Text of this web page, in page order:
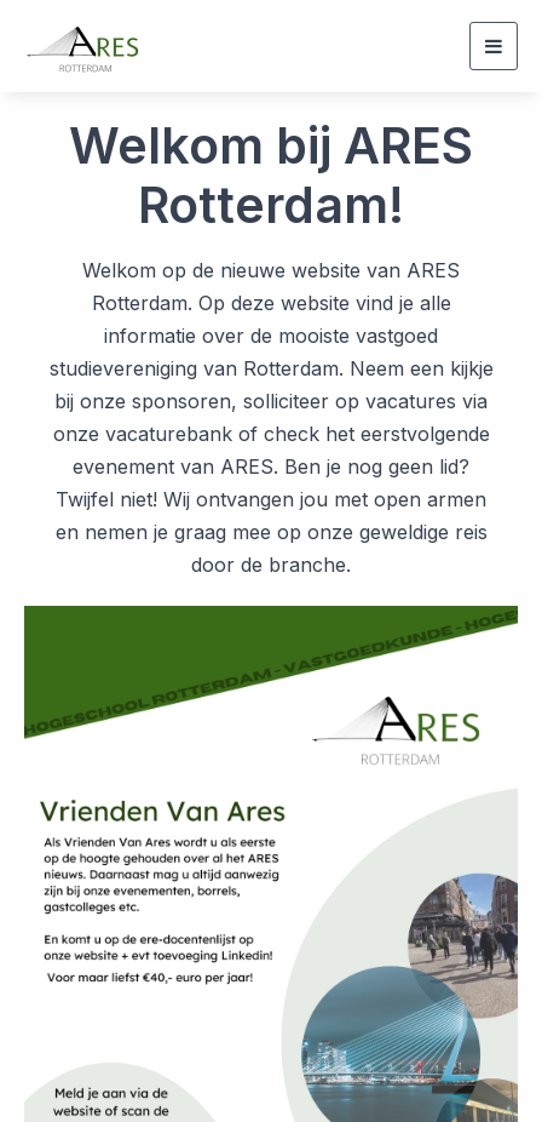
Welkom bij ARES
Rotterdam!
Welkom op de nieuwe website van ARES
Rotterdam. Op deze website vind je alle
informatie over de mooiste vastgoed
studievereniging van Rotterdam. Neem een kijkje
bij onze sponsoren, solliciteer op vacatures via
onze vacaturebank of check het eerstvolgende
evenement van ARES. Ben je nog geen lid?
Twijfel niet! Wij ontvangen jou met open armen
en nemen je graag mee op onze geweldige reis
door de branche.